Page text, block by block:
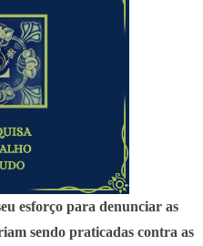
esforço para denunciar as
sendo praticadas contra as